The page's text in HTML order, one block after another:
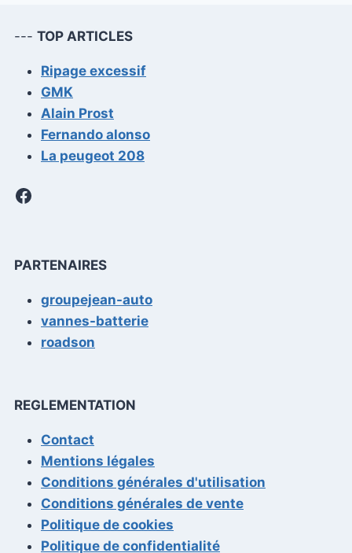
--- TOP ARTICLES
Ripage excessif
GMK
Alain Prost
Fernando alonso
La peugeot 208
Facebook
PARTENAIRES
groupejean-auto
vannes-batterie
roadson
REGLEMENTATION
Contact
Mentions légales
Conditions générales d'utilisation
Conditions générales de vente
Politique de cookies
Politique de confidentialité